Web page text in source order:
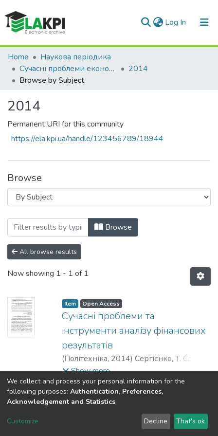
Log In (current)
Communities & Collections
All of DSpace
Home
Наукова періодика
Сучасні проблеми економіки і підприємництво
2014
Browse by Subject
2014
Permanent URI for this community
https://ela.kpi.ua/handle/123456789/18944
Browse
Browsing 2014 by Subject "assessment"
Browse
All browse results
Now showing 1 - 1 of 1
Item Open Access
Сучаcнi проблеми та
iнcтрументи аналiзу фiнанcових
результатiв
(Політехніка, 2014) Сергієнко, Т. С.;
Тюленєва, Ю. В.
Show more
DSpace software copyright © 2002-2026 LYRASIS
Send Feedback
We collect and process your personal information for the
following purposes: Authentication, Preferences,
Acknowledgement and Statistics.
Customize Decline That's ok